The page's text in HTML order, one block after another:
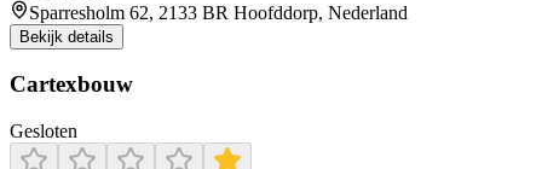
Sparresholm 62, 2133 BR Hoofddorp, Nederland
Bekijk details
Cartexbouw
Gesloten